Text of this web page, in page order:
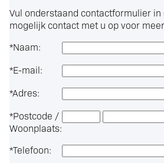
Vul onderstaand contactformulier in
mogelijk contact met u op voor
*Naam:
*E-mail:
*Adres:
*Postcode /
Woonplaats:
*Telefoon: